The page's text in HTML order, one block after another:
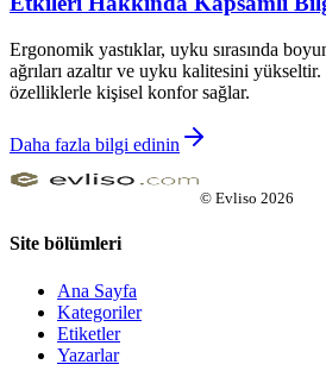
Ergonomik yastıklar, uyku sırasında
ağrıları azaltır ve uyku kalitesini
özelliklerle kişisel konfor sağlar.
Daha fazla bilgi edinin
© Evliso 2026
Site bölümleri
Ana Sayfa
Kategoriler
Etiketler
Yazarlar